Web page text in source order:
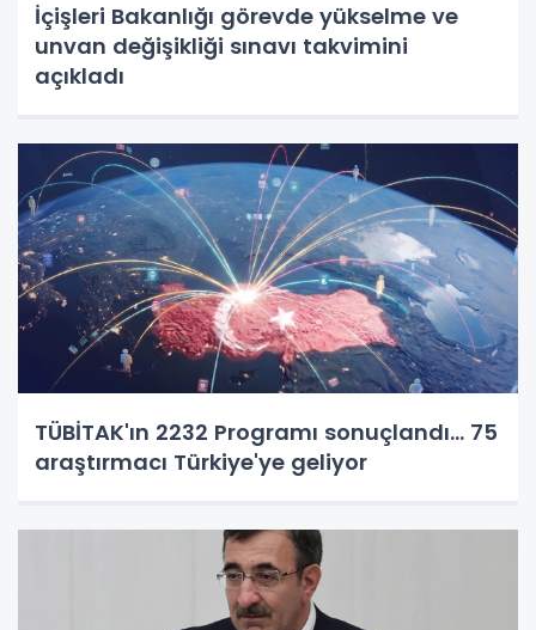
İçişleri Bakanlığı görevde yükselme ve
unvan değişikliği sınavı takvimini
açıkladı
TÜBİTAK'ın 2232 Programı sonuçlandı... 75
araştırmacı Türkiye'ye geliyor